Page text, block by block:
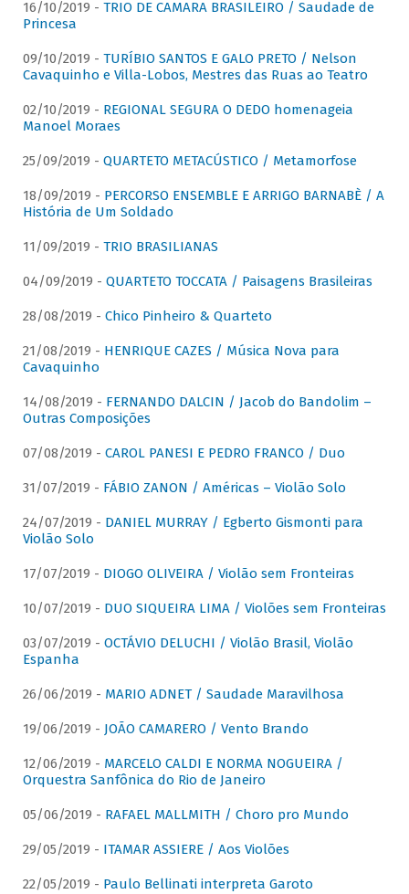
16/10/2019 - TRIO DE CAMARA BRASILEIRO / Saudade de
Princesa
09/10/2019 - TURÍBIO SANTOS E GALO PRETO / Nelson
Cavaquinho e Villa-Lobos, Mestres das Ruas ao Teatro
02/10/2019 - REGIONAL SEGURA O DEDO homenageia
Manoel Moraes
25/09/2019 - QUARTETO METACÚSTICO / Metamorfose
18/09/2019 - PERCORSO ENSEMBLE E ARRIGO BARNABÈ / A
História de Um Soldado
11/09/2019 - TRIO BRASILIANAS
04/09/2019 - QUARTETO TOCCATA / Paisagens Brasileiras
28/08/2019 - Chico Pinheiro & Quarteto
21/08/2019 - HENRIQUE CAZES / Música Nova para
Cavaquinho
14/08/2019 - FERNANDO DALCIN / Jacob do Bandolim –
Outras Composições
07/08/2019 - CAROL PANESI E PEDRO FRANCO / Duo
31/07/2019 - FÁBIO ZANON / Américas – Violão Solo
24/07/2019 - DANIEL MURRAY / Egberto Gismonti para
Violão Solo
17/07/2019 - DIOGO OLIVEIRA / Violão sem Fronteiras
10/07/2019 - DUO SIQUEIRA LIMA / Violões sem Fronteiras
03/07/2019 - OCTÁVIO DELUCHI / Violão Brasil, Violão
Espanha
26/06/2019 - MARIO ADNET / Saudade Maravilhosa
19/06/2019 - JOÃO CAMARERO / Vento Brando
12/06/2019 - MARCELO CALDI E NORMA NOGUEIRA /
Orquestra Sanfônica do Rio de Janeiro
05/06/2019 - RAFAEL MALLMITH / Choro pro Mundo
29/05/2019 - ITAMAR ASSIERE / Aos Violões
22/05/2019 - Paulo Bellinati interpreta Garoto